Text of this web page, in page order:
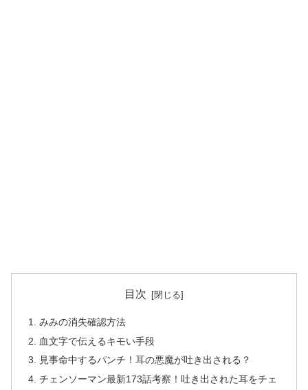
目次
みみの消失確認方法
血文字で伝えるキモい手段
見事命中するパンチ！耳の悪魔が吐き出される？
チェンソーマン最新173話考察！吐き出された耳をチェ